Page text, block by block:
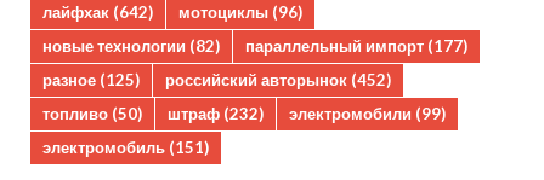
лайфхак (642) мотоциклы (96)
новые технологии (82) параллельный импорт (177)
разное (125) российский авторынок (452)
топливо (50) штраф (232) электромобили (99)
электромобиль (151)